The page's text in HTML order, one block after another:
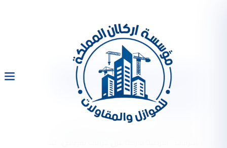
شركة عزل خزانات بالرياض
0533334179 عزل الخزانات
الأرضية